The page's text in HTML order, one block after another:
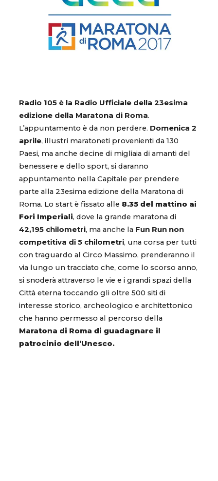
Radio 105 è la Radio Ufficiale della 23esima
edizione della Maratona di Roma.
L’appuntamento è da non perdere. Domenica 2
aprile, illustri maratoneti provenienti da 130
Paesi, ma anche decine di migliaia di amanti del
benessere e dello sport, si daranno
appuntamento nella Capitale per prendere
parte alla 23esima edizione della Maratona di
Roma. Lo start è fissato alle 8.35 del mattino ai
Fori Imperiali, dove la grande maratona di
42,195 chilometri, ma anche la Fun Run non
competitiva di 5 chilometri, una corsa per tutti
con traguardo al Circo Massimo, prenderanno il
via lungo un tracciato che, come lo scorso anno,
si snoderà attraverso le vie e i grandi spazi della
Città eterna toccando gli oltre 500 siti di
interesse storico, archeologico e architettonico
che hanno permesso al percorso della
Maratona di Roma di guadagnare il
patrocinio dell’Unesco.